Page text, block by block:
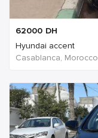
62000 DH
Hyundai accent
Casablanca, Morocco